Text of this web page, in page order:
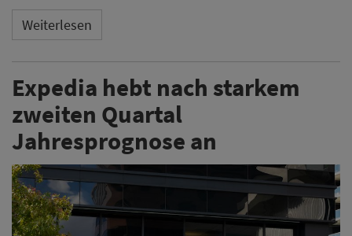
Weiterlesen
Expedia hebt nach starkem
zweiten Quartal
Jahresprognose an